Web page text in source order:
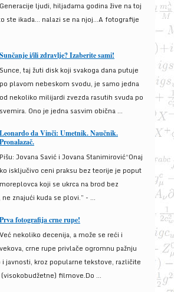
Generacije ljudi, hiljadama godina žive na toj
ste ikada… nalazi se na njoj…A fotografije
Sunčanje i/ili zdravlje? Izaberite sami!
Sunce, taj žuti disk koji svakoga dana putuje
po plavom nebeskom svodu, je samo jedna
od nekoliko milijardi zvezda rasutih svuda po
Ono je jedna sasvim obična ...
Leonardo da Vinči: Umetnik. Naučnik.
Pronalazač.
Pišu: Jovana Savić i Jovana Stanimirović“Onaj
ko isključivo ceni praksu bez teorije je poput
moreplovca koji se ukrca na brod bez
znajući kuda se plovi.” - ...
Prva fotografija crne rupe!
Već nekoliko decenija, a može se reći i
vekova, crne rupe privlače ogromnu pažnju
i javnosti, kroz popularne tekstove, različite
filmove.Do ...